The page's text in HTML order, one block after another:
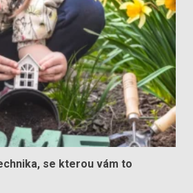
se kterou vám to